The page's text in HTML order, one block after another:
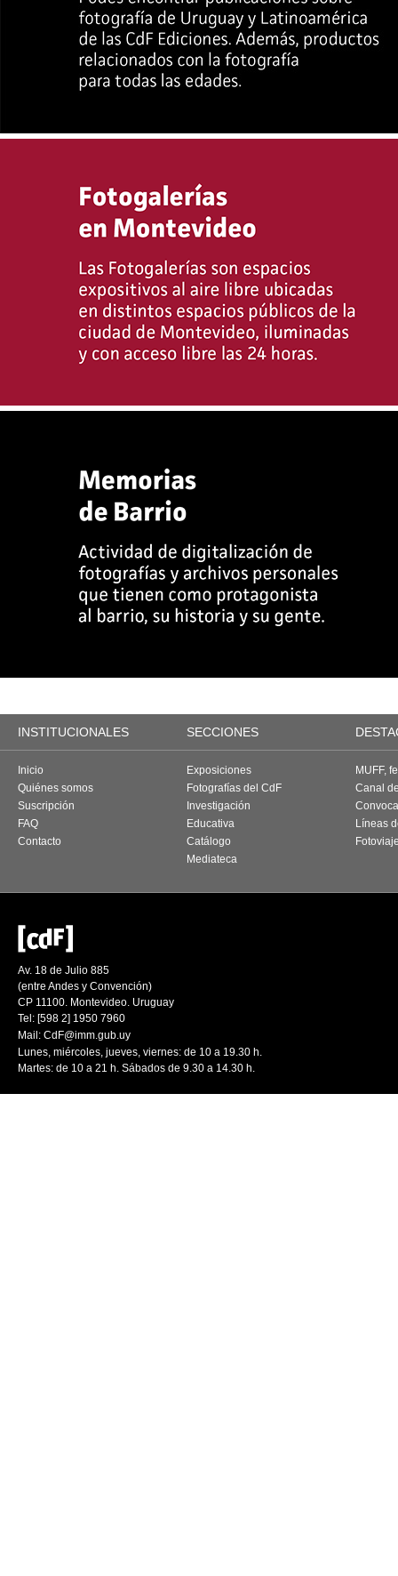
INSTITUCIONALES SECCIONES
Inicio
Quiénes somos
Suscripción
FAQ
Contacto
Exposiciones
Fotografías del CdF
Investigación
Educativa
Catálogo
Mediateca
MUFF,
Canal
Líneas
Av. 18 de Julio 885
(entre Andes y Convención)
CP 11100. Montevideo. Uruguay
Tel: [598 2] 1950 7960
Mail: CdF@imm.gub.uy
Lunes, miércoles, jueves, viernes: de 10 a 19.30 h.
Martes: de 10 a 21 h. Sábados de 9.30 a 14.30 h.